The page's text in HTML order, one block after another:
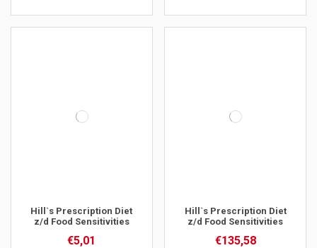
Hill`s Prescription Diet
z/d Food Sensitivities
€5,01
Hill`s Prescription Diet
z/d Food Sensitivities
€135,58